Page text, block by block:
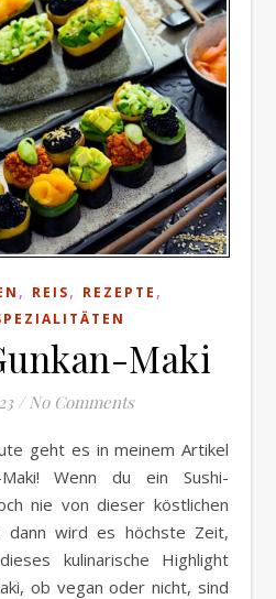
, REIS, REZEPTE ,
Maki
/ No Comments
Wenn du ein Sushi-
nie von dieser köstlichen
dann wird es höchste Zeit,
kulinarische Highlight
ob vegan oder nicht, sind